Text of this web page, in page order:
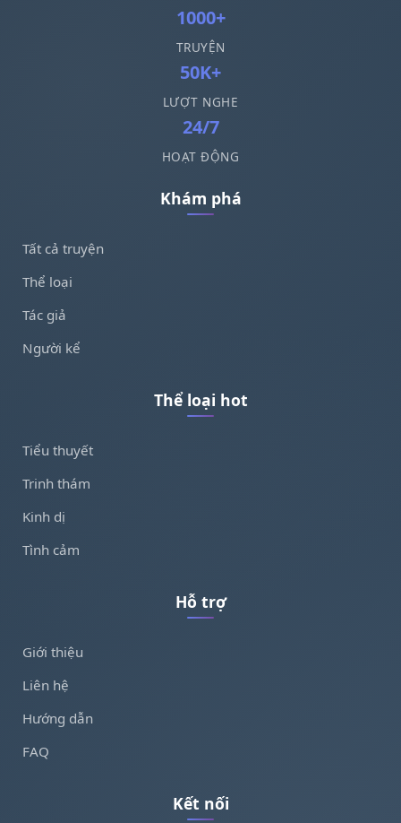
1000+
TRUYỆN
50K+
LƯỢT NGHE
24/7
HOẠT ĐỘNG
Khám phá
Tất cả truyện
Thể loại
Tác giả
Người kể
Thể loại hot
Tiểu thuyết
Trinh thám
Kinh dị
Tình cảm
Hỗ trợ
Giới thiệu
Liên hệ
Hướng dẫn
FAQ
Kết nối